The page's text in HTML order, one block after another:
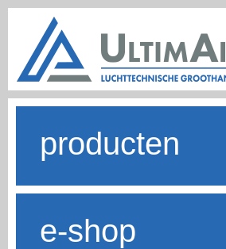
producten
e-shop